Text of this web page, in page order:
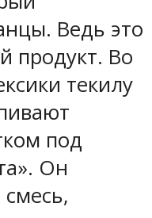
Ведь это
продукт. Во
текилу
под
Он